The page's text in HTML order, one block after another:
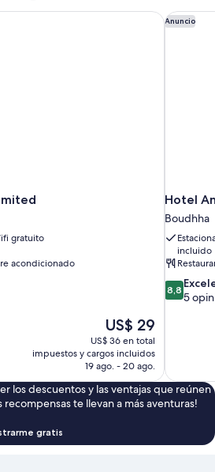
gratuito
acondicionado
El
precio
actual
es
de
US$ 29
US$ 29
US$ 36 en total
impuestos y cargos incluidos
19 ago. - 20 ago.
Anuncio
Hotel
Boudhha
incluido
8.8
de
8,8
5
Hotel
los descuentos y las ventajas que reúnen
recompensas te llevan a más aventuras!
gratis